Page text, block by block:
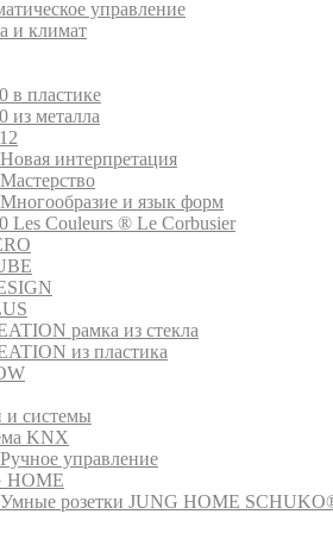
управление
и климат
в пластике
из металла
Новая интерпретация
Мастерство
Многообразие и язык форм
Les Couleurs ® Le Corbusier
рамка из стекла
из пластика
и системы
KNX
Ручное управление
HOME
Умные розетки JUNG HOME